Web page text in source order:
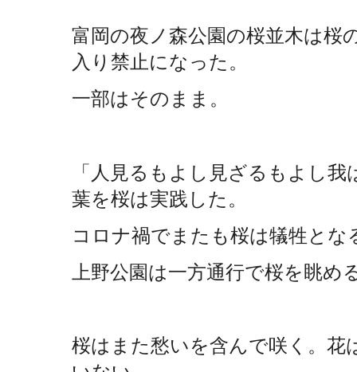
富岡の夜ノ森公園の桜並木は桜
入り禁止になった。
一部はそのまま。
「人見るもよし見ざるもよし
葉を桜は実践した。
コロナ禍でまたも桜は犠牲とな
上野公園は一方通行で桜を眺め
桜はまた愁いを含んで咲く。花